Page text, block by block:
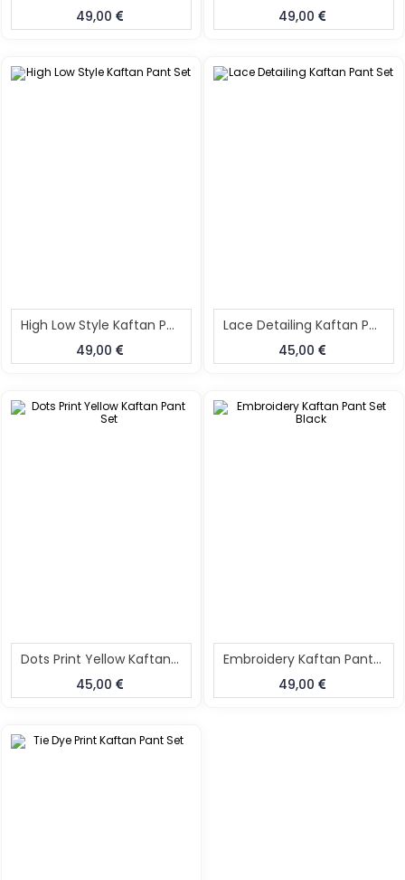
49,00
49,00
High Low Style Kaftan Pant Set
49,00
Lace Detailing Kaftan Pant Set
45,00
Dots Print Yellow Kaftan Pant Set
45,00
Embroidery Kaftan Pant Set Black
49,00